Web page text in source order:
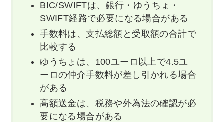
BIC/SWIFTは、銀行・ゆうちょ・
SWIFT経路で必要になる場合がある
手数料は、支払総額と受取額の合計で
比較する
ゆうちょは、100ユーロ以上で4.5ユ
ーロの仲介手数料が差し引かれる場合
がある
高額送金は、税務や外為法の確認が必
要になる場合がある